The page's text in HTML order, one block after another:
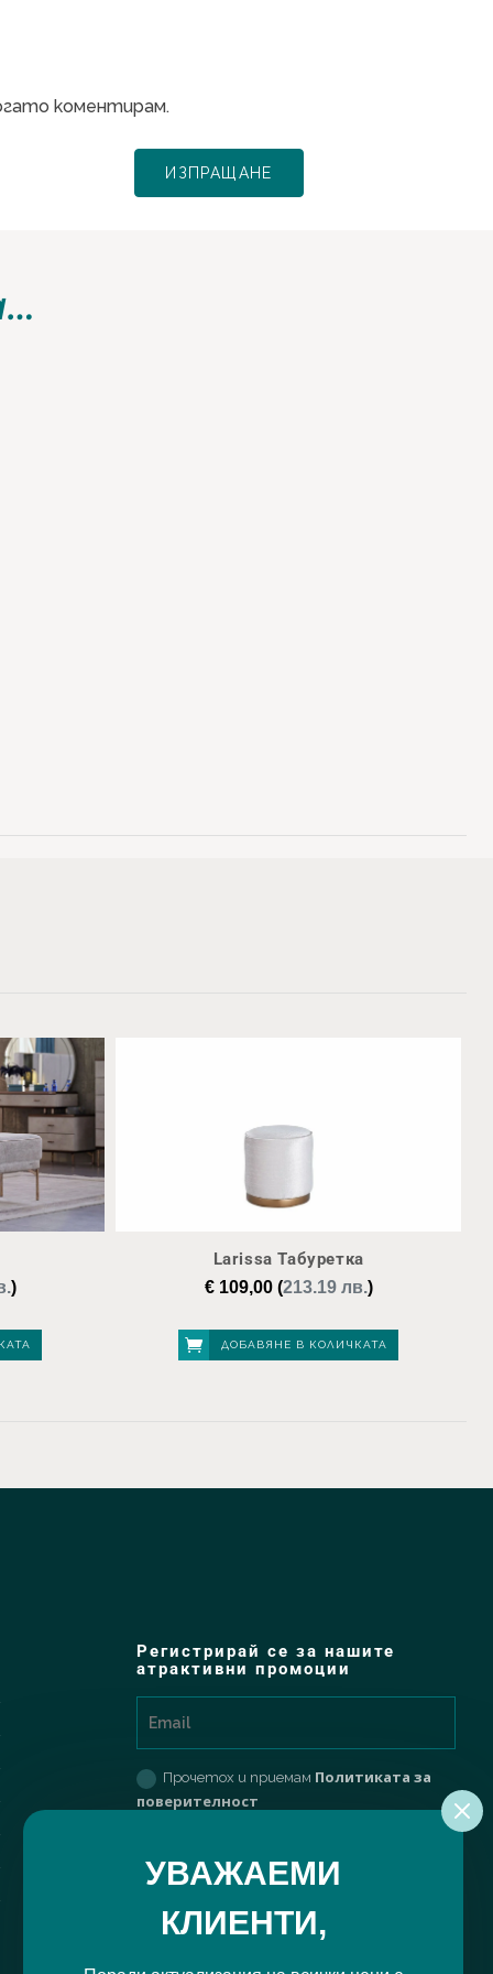
УВАЖАЕМИ
КЛИЕНТИ,
коментирам.
)
Larissa Табуретка
€109,00(213.19 лв.)
ДОБАВЯНЕ В КОЛИЧКАТА
Регистрирай се за нашите
атрактивни промоции
Прочетох и приемам Политиката за
поверителност